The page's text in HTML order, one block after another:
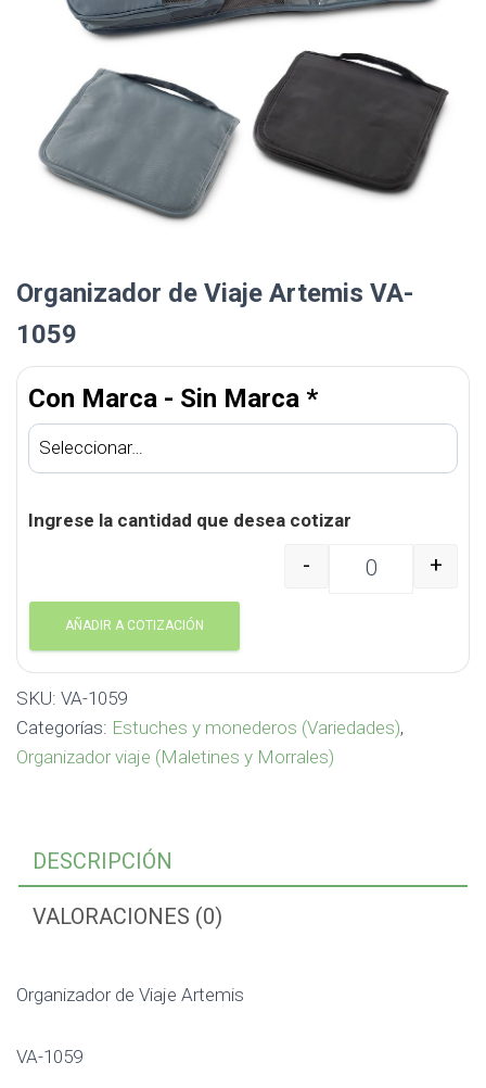
Organizador de Viaje Artemis VA-
1059
Con Marca - Sin Marca *
Ingrese la cantidad que desea cotizar
Organizador de Viaje
- +
AÑADIR A COTIZACIÓN
SKU: VA-1059
Categorías: Estuches y monederos (Variedades),
Organizador viaje (Maletines y Morrales)
DESCRIPCIÓN
VALORACIONES (0)
Organizador de Viaje Artemis
VA-1059